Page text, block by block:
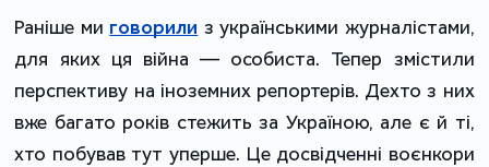
Раніше ми говорили з українськими журналістами,
для яких ця війна — особиста. Тепер змістили
перспективу на іноземних репортерів. Дехто з них
вже багато років стежить за Україною, але є й ті,
хто побував тут уперше. Це досвідченні воєнкори